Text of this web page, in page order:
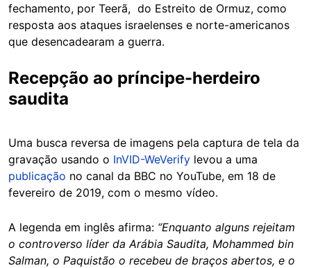
fechamento, por Teerã, do Estreito de Ormuz, como
resposta aos ataques israelenses e norte-americanos
que desencadearam a guerra.
Recepção ao príncipe-herdeiro
saudita
Uma busca reversa de imagens pela captura de tela da
gravação usando o InVID-WeVerify levou a uma
publicação no canal da BBC no YouTube, em 18 de
fevereiro de 2019, com o mesmo vídeo.
A legenda em inglês afirma: “Enquanto alguns rejeitam
o controverso líder da Arábia Saudita, Mohammed bin
Salman, o Paquistão o recebeu de braços abertos, e o